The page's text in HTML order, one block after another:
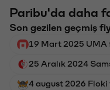
Paribu'da daha
Son gezilen geçmiş
19 Mart 2025 UMA
25 Aralık 2024
4 august 2026 Floki